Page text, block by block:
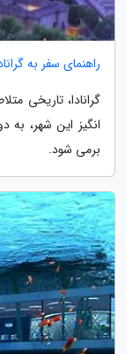
راهنمای سفر به
گرانادا، تاریخی
انگیز این شهر، به
برمی شود.